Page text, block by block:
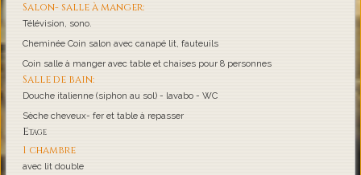
Salon- salle à manger:
Télévision, sono.
Cheminée Coin salon avec canapé lit, fauteuils
Coin salle à manger avec table et chaises pour 8 personnes
Salle de bain:
Douche italienne (siphon au sol) - lavabo - WC
Sèche cheveux- fer et table à repasser
Etage
1 chambre
avec lit double